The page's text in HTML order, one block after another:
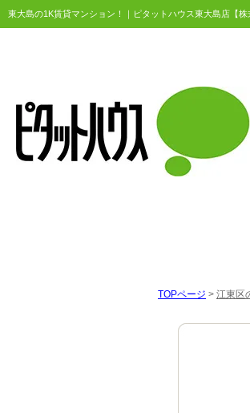
東大島の1K賃貸マンション！｜ピタットハウス東大島店【株
TOPページ > 江東区